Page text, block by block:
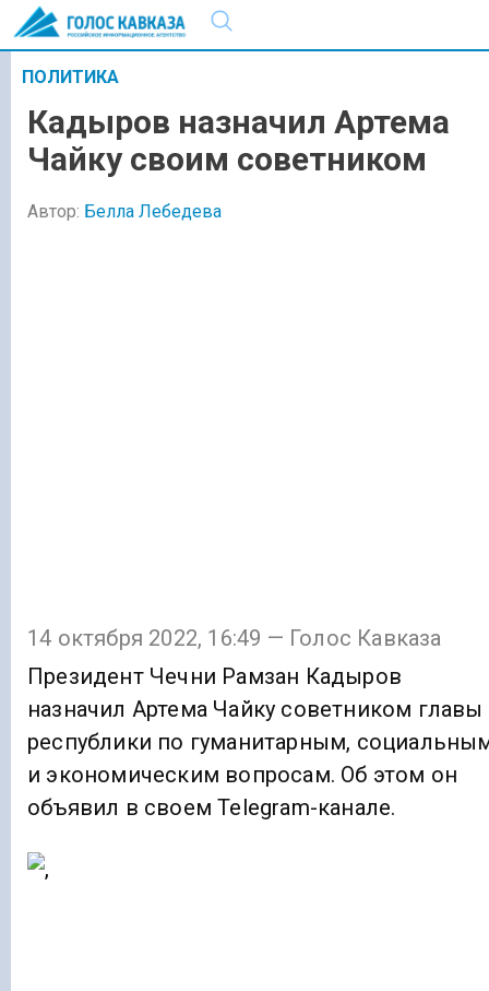
ПОЛИТИКА
Кадыров назначил Артема
Чайку своим советником
Автор: Белла Лебедева
14 октября 2022, 16:49 — Голос Кавказа
Президент Чечни Рамзан Кадыров
назначил Артема Чайку советником главы
республики по гуманитарным,
и экономическим вопросам. Об этом он
объявил в своем Telegram-канале.